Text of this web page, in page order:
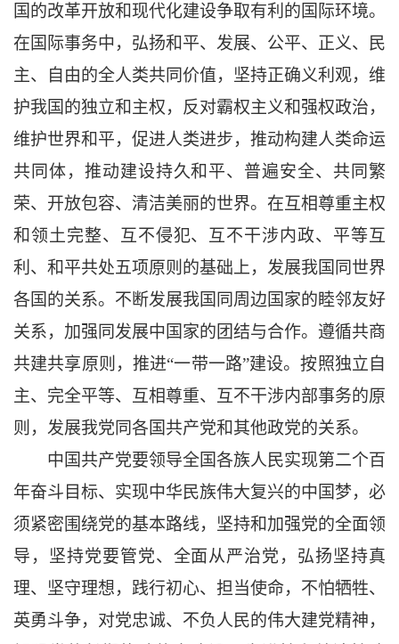
国的改革开放和现代化建设争取有利的国际环境。
在国际事务中，弘扬和平、发展、公平、正义、民
主、自由的全人类共同价值，坚持正确义利观，维
护我国的独立和主权，反对霸权主义和强权政治，
维护世界和平，促进人类进步，推动构建人类命运
共同体，推动建设持久和平、普遍安全、共同繁
荣、开放包容、清洁美丽的世界。在互相尊重主权
和领土完整、互不侵犯、互不干涉内政、平等互
利、和平共处五项原则的基础上，发展我国同世界
各国的关系。不断发展我国同周边国家的睦邻友好
关系，加强同发展中国家的团结与合作。遵循共商
共建共享原则，推进“一带一路”建设。按照独立自
主、完全平等、互相尊重、互不干涉内部事务的原
则，发展我党同各国共产党和其他政党的关系。
中国共产党要领导全国各族人民实现第二个百
年奋斗目标、实现中华民族伟大复兴的中国梦，必
须紧密围绕党的基本路线，坚持和加强党的全面领
导，坚持党要管党、全面从严治党，弘扬坚持真
理、坚守理想，践行初心、担当使命，不怕牺牲、
英勇斗争，对党忠诚、不负人民的伟大建党精神，